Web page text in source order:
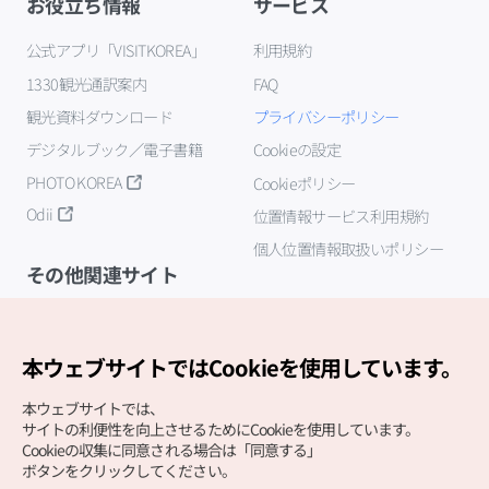
公式アプリ「VISITKOREA」
1330観光通訳案内
観光資料ダウンロード
デジタルブック／電子書籍
PHOTO KOREA
Odii
利用規約
FAQ
プライバシーポリシー
Cookieの設定
Cookieポリシー
位置情報サービス利用規約
個人位置情報取扱いポリシー
その他関連サイト
本ウェブサイトではCookieを使用しています。
本ウェブサイトでは、
サイトの利便性を向上させるためにCookieを使用しています。
Cookieの収集に同意される場合は「同意する」
ボタンをクリックしてください。